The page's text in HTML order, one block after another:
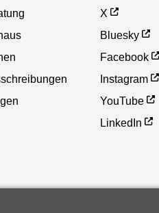
X
Bluesky
Facebook
Instagram
YouTube
LinkedIn